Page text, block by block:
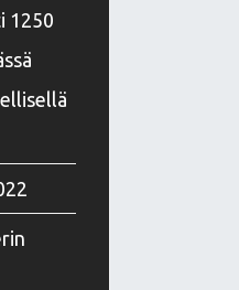
1250